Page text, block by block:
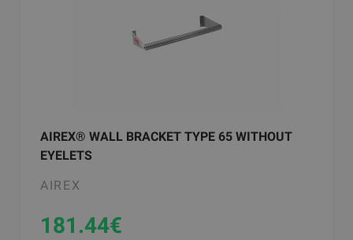
AIREX® WALL BRACKET TYPE 65 WITHOUT
EYELETS
AIREX
181.44€